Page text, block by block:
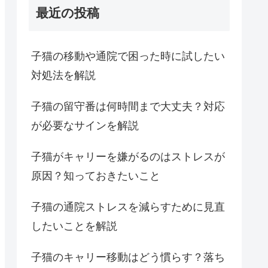
最近の投稿
子猫の移動や通院で困った時に試したい
対処法を解説
子猫の留守番は何時間まで大丈夫？対応
が必要なサインを解説
子猫がキャリーを嫌がるのはストレスが
原因？知っておきたいこと
子猫の通院ストレスを減らすために見直
したいことを解説
子猫のキャリー移動はどう慣らす？落ち